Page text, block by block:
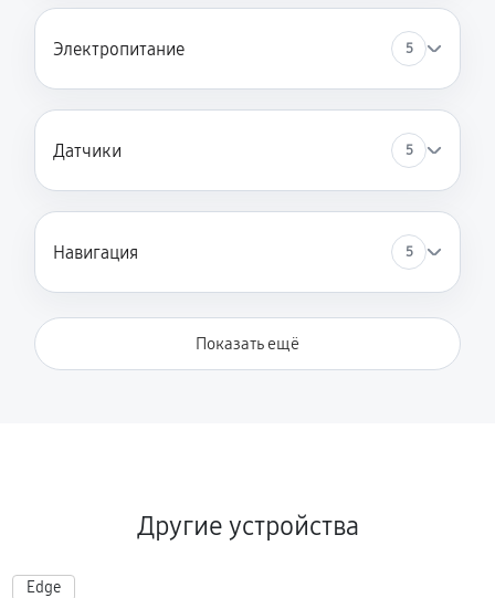
Электропитание 5
Датчики 5
Навигация 5
Показать ещё
Другие устройства
Edge